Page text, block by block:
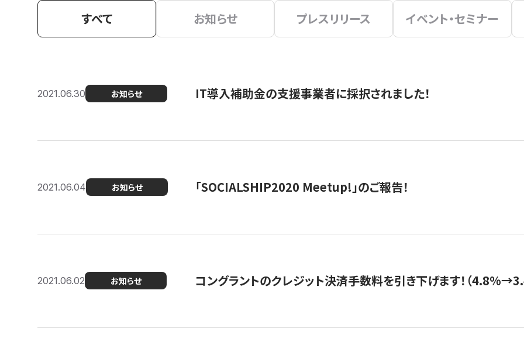
すべて お知らせ プレスリリース イベント・セミナー
2021.06.30 お知らせ IT導入補助金の支援事業者に採択されました！
2021.06.04 お知らせ 「SOCIALSHIP2020 Meetup!」のご報告！
2021.06.02 お知らせ コングラントのクレジット決済手数料を引き下げます！（